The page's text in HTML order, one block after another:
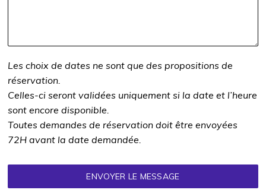
Les choix de dates ne sont que des propositions de
réservation.
Celles-ci seront validées uniquement si la date et l’heure
sont encore disponible.
Toutes demandes de réservation doit être envoyées
72H avant la date demandée.
ENVOYER LE MESSAGE